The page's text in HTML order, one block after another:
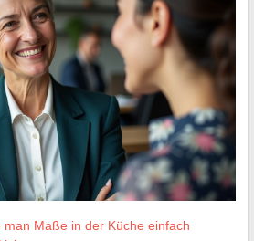
man Maße in der Küche einfach